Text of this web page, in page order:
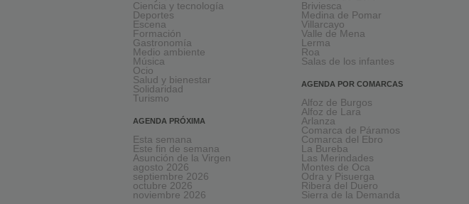
Ciencia y tecnología
Deportes
Escena
Formación
Gastronomía
Medio ambiente
Música
Ocio
Salud y bienestar
Solidaridad
Turismo
AGENDA PRÓXIMA
Esta semana
Este fin de semana
Asunción de la Virgen
agosto 2026
septiembre 2026
octubre 2026
noviembre 2026
Briviesca
Medina de Pomar
Villarcayo
Valle de Mena
Lerma
Roa
Salas de los infantes
AGENDA POR COMARCAS
Alfoz de Burgos
Alfoz de Lara
Arlanza
Comarca de Páramos
Comarca del Ebro
La Bureba
Las Merindades
Montes de Oca
Odra y Pisuerga
Ribera del Duero
Sierra de la Demanda